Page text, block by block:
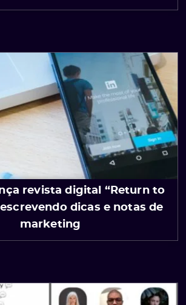
revista digital “Return to
dicas e notas de
marketing